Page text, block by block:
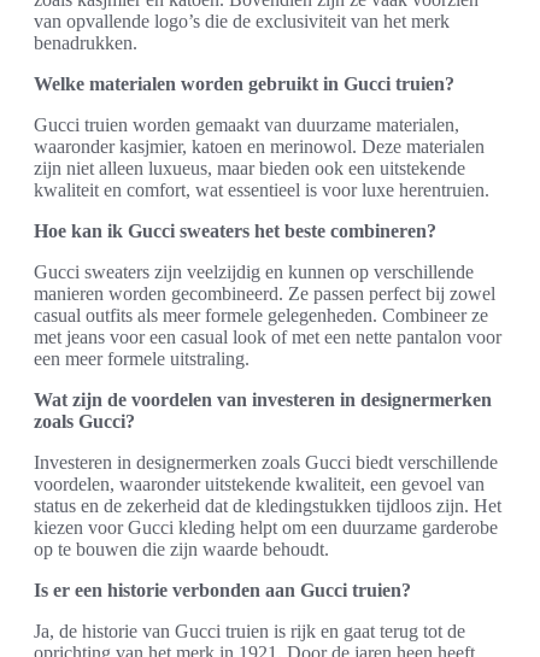
van opvallende logo’s die de exclusiviteit van het merk
benadrukken.
Welke materialen worden gebruikt in Gucci truien?
Gucci truien worden gemaakt van duurzame materialen,
waaronder kasjmier, katoen en merinowol. Deze materialen
zijn niet alleen luxueus, maar bieden ook een uitstekende
kwaliteit en comfort, wat essentieel is voor luxe herentruien.
Hoe kan ik Gucci sweaters het beste combineren?
Gucci sweaters zijn veelzijdig en kunnen op verschillende
manieren worden gecombineerd. Ze passen perfect bij zowel
casual outfits als meer formele gelegenheden. Combineer ze
met jeans voor een casual look of met een nette pantalon voor
een meer formele uitstraling.
Wat zijn de voordelen van investeren in designermerken
zoals Gucci?
Investeren in designermerken zoals Gucci biedt verschillende
voordelen, waaronder uitstekende kwaliteit, een gevoel van
status en de zekerheid dat de kledingstukken tijdloos zijn. Het
kiezen voor Gucci kleding helpt om een duurzame garderobe
op te bouwen die zijn waarde behoudt.
Is er een historie verbonden aan Gucci truien?
Ja, de historie van Gucci truien is rijk en gaat terug tot de
oprichting van het merk in 1921. Door de jaren heen heeft